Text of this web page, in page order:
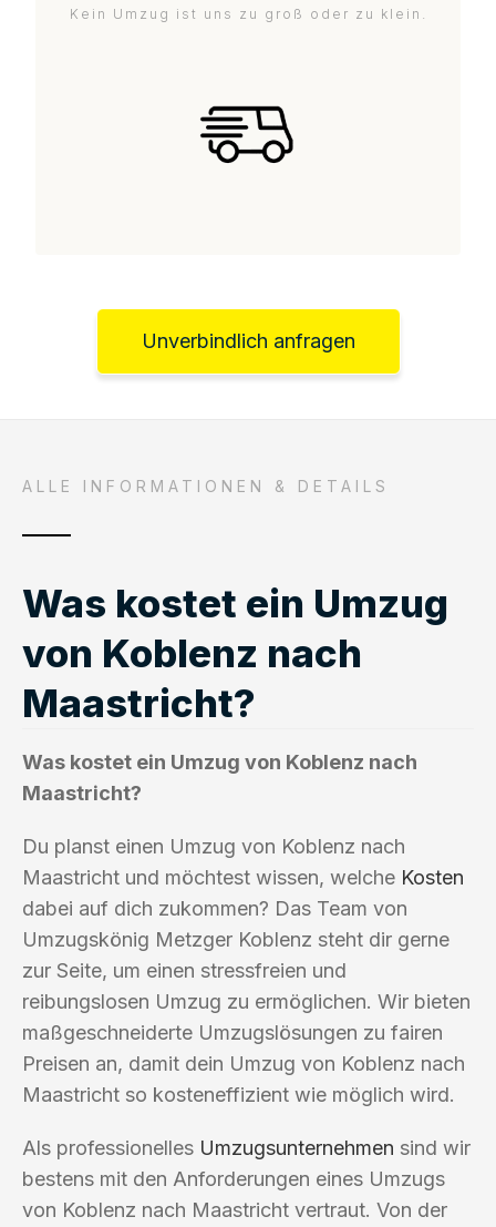
Kein Umzug ist uns zu groß oder zu klein.
Unverbindlich anfragen
ALLE INFORMATIONEN & DETAILS
Was kostet ein Umzug
von Koblenz nach
Maastricht?
Was kostet ein Umzug von Koblenz nach
Maastricht?
Du planst einen Umzug von Koblenz nach
Maastricht und möchtest wissen, welche Kosten
dabei auf dich zukommen? Das Team von
Umzugskönig Metzger Koblenz steht dir gerne
zur Seite, um einen stressfreien und
reibungslosen Umzug zu ermöglichen. Wir bieten
maßgeschneiderte Umzugslösungen zu fairen
Preisen an, damit dein Umzug von Koblenz nach
Maastricht so kosteneffizient wie möglich wird.
Als professionelles Umzugsunternehmen sind wir
bestens mit den Anforderungen eines Umzugs
von Koblenz nach Maastricht vertraut. Von der